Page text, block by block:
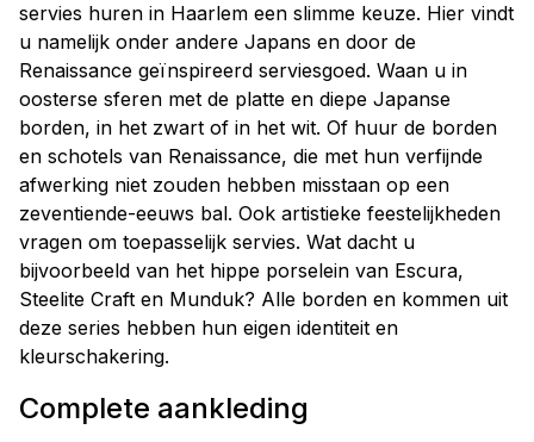
servies huren in Haarlem een slimme keuze. Hier vindt
u namelijk onder andere Japans en door de
Renaissance geïnspireerd serviesgoed. Waan u in
oosterse sferen met de platte en diepe Japanse
borden, in het zwart of in het wit. Of huur de borden
en schotels van Renaissance, die met hun verfijnde
afwerking niet zouden hebben misstaan op een
zeventiende-eeuws bal. Ook artistieke feestelijkheden
vragen om toepasselijk servies. Wat dacht u
bijvoorbeeld van het hippe porselein van Escura,
Steelite Craft en Munduk? Alle borden en kommen uit
deze series hebben hun eigen identiteit en
kleurschakering.
Complete aankleding